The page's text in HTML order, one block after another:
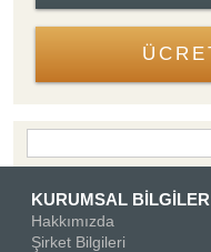
KURUMSAL BİLGİLER
Hakkımızda
Şirket Bilgileri